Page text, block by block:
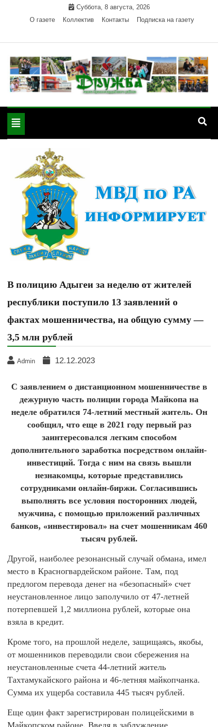
Суббота, 8 августа, 2026
О газете
Коллектив Контакты Подписка на газету
"Дружба" — газета
Красногвардейского района Республики Адыгея
Toggle
navigation
В полицию Адыгеи за неделю от жителей
республики поступило 13 заявлений о
фактах мошенничества, на общую сумму —
3,5 млн рублей
Admin 12.12.2023
С заявлением о дистанционном мошенничестве в
дежурную часть полиции города Майкопа на
неделе обратился 74-летний местный житель. Он
сообщил, что еще в 2021 году первый раз
заинтересовался легким способом
дополнительного заработка посредством онлайн-
инвестиций. Тогда с ним на связь вышли
незнакомцы, которые представились
сотрудниками онлайн-биржи. Согласившись
выполнять все условия посторонних людей,
мужчина, с помощью приложений различных
банков, «инвестировал» на счет мошенникам 460
тысяч рублей.
Другой, наиболее резонансный случай обмана, имел
место в Красногвардейском районе. Там, под
предлогом перевода денег на «безопасный» счет
неустановленное лицо заполучило от 47-летней
потерпевшей 1,2 миллиона рублей, которые она
взяла в кредит.
Кроме того, на прошлой неделе, защищаясь, якобы,
от мошенников переводили свои сбережения на
неустановленные счета 44-летний житель
Тахтамукайского района и 46-летняя майкопчанка.
Сумма их ущерба составила 445 тысяч рублей.
Еще один факт зарегистрирован полицейскими в